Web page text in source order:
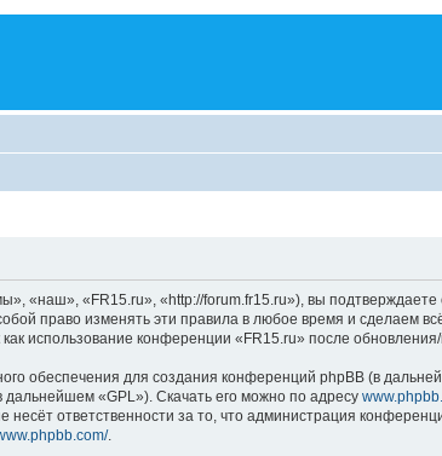
«наш», «FR15.ru», «http://forum.fr15.ru»), вы
право изменять эти правила в любое время и сделаем
использование конференции «FR15.ru» после
обеспечения для создания конференций phpBB (в
дальнейшем «GPL»). Скачать его можно по адресу
ответственности за то, что администрация
.